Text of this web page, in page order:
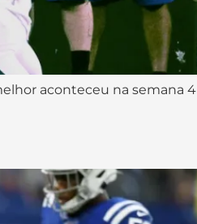
aconteceu na semana 4